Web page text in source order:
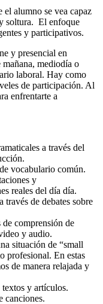
el alumno se vea capaz
soltura. El enfoque
y participativos.
y presencial en
mediodía o
laboral. Hay como
de participación. Al
enfrentarte a
a través del
vocabulario común.
y
reales del día día.
través de debates sobre
comprensión de
y audio.
situación de “small
profesional. En estas
de manera relajada y
y artículos.
canciones.